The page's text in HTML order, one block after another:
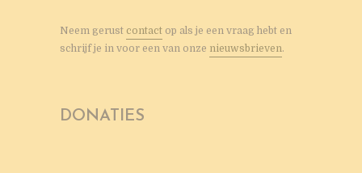
Neem gerust contact op als je een vraag hebt en
schrijf je in voor een van onze nieuwsbrieven.
DONATIES